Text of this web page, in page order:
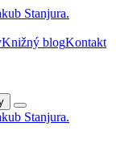
Knižný blogKontakt